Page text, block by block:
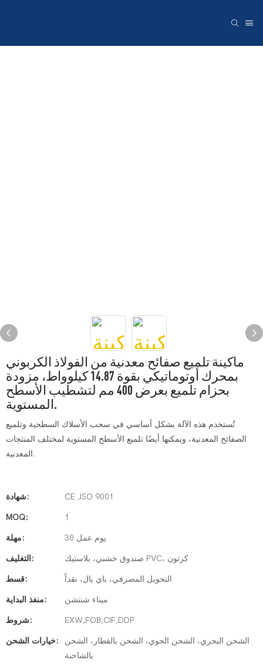
ماكينة تلميع صفائح معدنية من الفولاذ الكربوني
بمحرك أوتوماتيكي بقوة 14.87 كيلوواط، مزودة
بحزام تلميع بعرض 400 مم لتشطيب الأسطح
المستوية.
تُستخدم هذه الآلة بشكل أساسي في سحب الأسلاك السطحية وتلميع
الصفائح المعدنية، ويمكنها أيضًا تلميع الأسطح المستوية لمختلف المنتجات
المعدنية.
شهادة: CE ,ISO 9001
MOQ: 1
مهلة: 30 يوم عمل
التغليف: صندوق خشبي، بلاستيك PVC، كرتون
قسط: التحويل المصرفي، باي بال، نقداً
منفذ البداية: ميناء شنتشن
شروط: EXW,FOB,CIF,DDP
خيارات الشحن:
الشحن البحري، الشحن الجوي، الشحن بالقطار، الشحن
بالشاحنة